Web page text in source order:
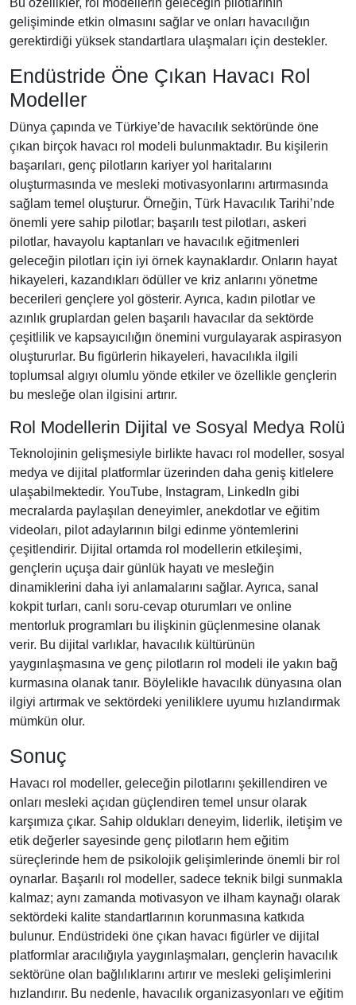
Bu özellikler, rol modellerin geleceğin pilotlarının
gelişiminde etkin olmasını sağlar ve onları havacılığın
gerektirdiği yüksek standartlara ulaşmaları için destekler.
Endüstride Öne Çıkan Havacı Rol
Modeller
Dünya çapında ve Türkiye’de havacılık sektöründe öne
çıkan birçok havacı rol modeli bulunmaktadır. Bu kişilerin
başarıları, genç pilotların kariyer yol haritalarını
oluşturmasında ve mesleki motivasyonlarını artırmasında
sağlam temel oluşturur. Örneğin, Türk Havacılık Tarihi’nde
önemli yere sahip pilotlar; başarılı test pilotları, askeri
pilotlar, havayolu kaptanları ve havacılık eğitmenleri
geleceğin pilotları için iyi örnek kaynaklardır. Onların hayat
hikayeleri, kazandıkları ödüller ve kriz anlarını yönetme
becerileri gençlere yol gösterir. Ayrıca, kadın pilotlar ve
azınlık gruplardan gelen başarılı havacılar da sektörde
çeşitlilik ve kapsayıcılığın önemini vurgulayarak aspirasyon
oluştururlar. Bu figürlerin hikayeleri, havacılıkla ilgili
toplumsal algıyı olumlu yönde etkiler ve özellikle gençlerin
bu mesleğe olan ilgisini artırır.
Rol Modellerin Dijital ve Sosyal Medya Rolü
Teknolojinin gelişmesiyle birlikte havacı rol modeller, sosyal
medya ve dijital platformlar üzerinden daha geniş kitlelere
ulaşabilmektedir. YouTube, Instagram, LinkedIn gibi
mecralarda paylaşılan deneyimler, anekdotlar ve eğitim
videoları, pilot adaylarının bilgi edinme yöntemlerini
çeşitlendirir. Dijital ortamda rol modellerin etkileşimi,
gençlerin uçuşa dair günlük hayatı ve mesleğin
dinamiklerini daha iyi anlamalarını sağlar. Ayrıca, sanal
kokpit turları, canlı soru-cevap oturumları ve online
mentorluk programları bu ilişkinin güçlenmesine olanak
verir. Bu dijital varlıklar, havacılık kültürünün
yaygınlaşmasına ve genç pilotların rol modeli ile yakın bağ
kurmasına olanak tanır. Böylelikle havacılık dünyasına olan
ilgiyi artırmak ve sektördeki yeniliklere uyumu hızlandırmak
mümkün olur.
Sonuç
Havacı rol modeller, geleceğin pilotlarını şekillendiren ve
onları mesleki açıdan güçlendiren temel unsur olarak
karşımıza çıkar. Sahip oldukları deneyim, liderlik, iletişim ve
etik değerler sayesinde genç pilotların hem eğitim
süreçlerinde hem de psikolojik gelişimlerinde önemli bir rol
oynarlar. Başarılı rol modeller, sadece teknik bilgi sunmakla
kalmaz; aynı zamanda motivasyon ve ilham kaynağı olarak
sektördeki kalite standartlarının korunmasına katkıda
bulunur. Endüstrideki öne çıkan havacı figürler ve dijital
platformlar aracılığıyla yaygınlaşmaları, gençlerin havacılık
sektörüne olan bağlılıklarını artırır ve mesleki gelişimlerini
hızlandırır. Bu nedenle, havacılık organizasyonları ve eğitim